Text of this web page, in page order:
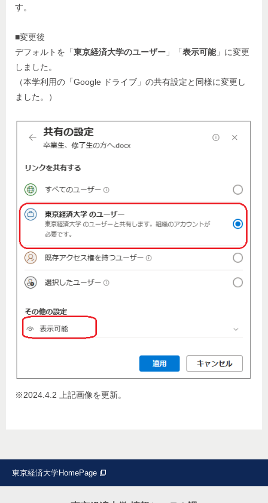
す。
■変更後
デフォルトを「東京経済大学のユーザー 」「表示可能」に変更
しました。
（本学利用の「Google ドライブ」の共有設定と同様に変更し
ました。）
※2024.4.2 上記画像を更新。
東京経済大学HomePage